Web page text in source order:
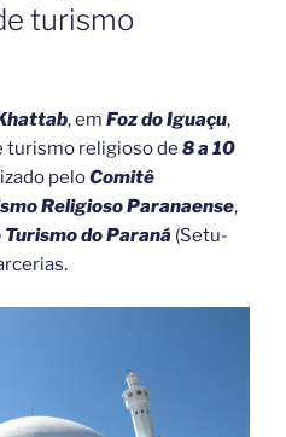
turismo
, em Foz do Iguaçu,
turismo religioso de 8 a 10
peloComitê
Religioso Paranaense,
do Paraná (Setu-